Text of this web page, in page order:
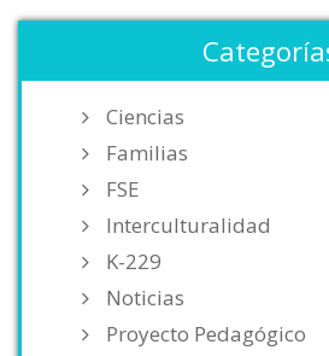
Ciencias
Familias
FSE
Interculturalidad
K-229
Noticias
Proyecto Pedagógico